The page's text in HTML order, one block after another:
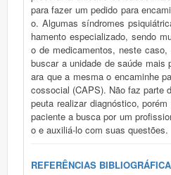
para fazer um pedido para
o. Algumas síndromes
hamento especializado, sendo
o de medicamentos, neste
buscar a unidade de saúde mais
ara que a mesma o encaminhe
cossocial (CAPS). Não faz parte
peuta realizar diagnóstico,
paciente a busca por um
o e auxiliá-lo com suas questões.
REFERÊNCIAS